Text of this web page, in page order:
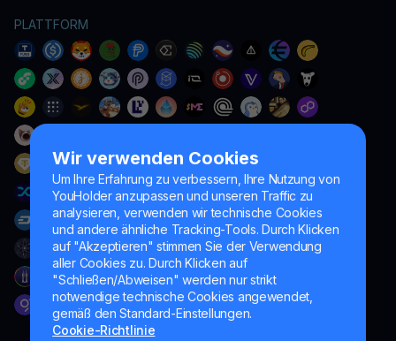
Wir verwenden Cookies
Um Ihre Erfahrung zu verbessern, Ihre Nutzung von
YouHolder anzupassen und unseren Traffic zu
analysieren, verwenden wir technische Cookies
und andere ähnliche Tracking-Tools. Durch Klicken
auf "Akzeptieren" stimmen Sie der Verwendung
aller Cookies zu. Durch Klicken auf
"Schließen/Abweisen" werden nur strikt
notwendige technische Cookies angewendet,
gemäß den Standard-Einstellungen.
Cookie-Richtlinie
PLATTFORM